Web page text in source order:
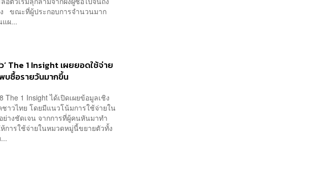
ง ขณะที่ผู้ประกอบการจำนวนมาก
แผ...
’ The 1 Insight เผยยอดใช้จ่าย
บซื้อรายวันมากขึ้น
1 Insight ได้เปิดเผยข้อมูลเชิง
าวไทย โดยมีแนวโน้มการใช้จ่ายใน
างชัดเจน จากการที่ผู้คนหันมาทำ
ารใช้จ่ายในหมวดหมู่นี้ขยายตัวทั้ง